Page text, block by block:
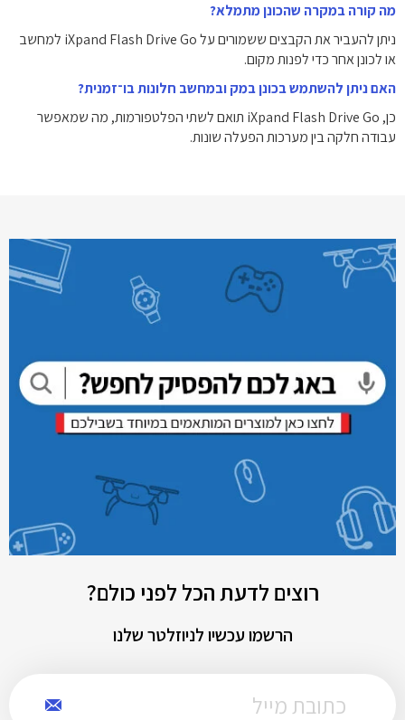
מה קורה במקרה שהכונן מתמלא?
ניתן להעביר את הקבצים ששמורים על iXpand Flash Drive Go למחשב
או לכונן אחר כדי לפנות מקום.
האם ניתן להשתמש בכונן במק ובמחשב חלונות בו־זמנית?
כן, iXpand Flash Drive Go תואם לשתי הפלטפורמות, מה שמאפשר
עבודה חלקה בין מערכות הפעלה שונות.
רוצים לדעת הכל לפני כולם?
הרשמו עכשיו לניוזלטר שלנו